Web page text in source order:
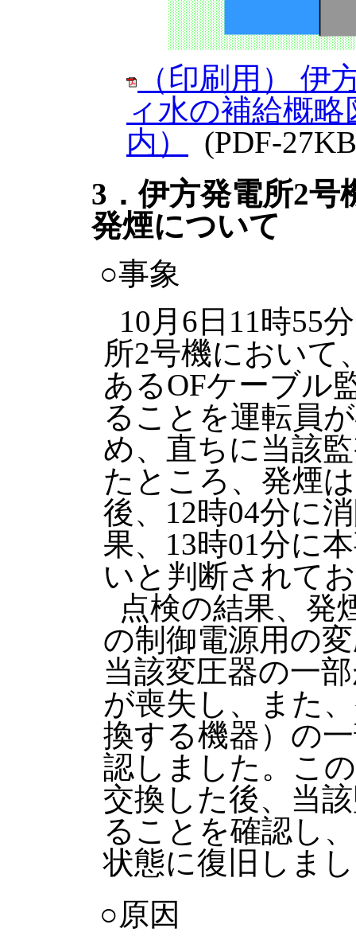
（印刷用）
ィ水の補給概
内）
(PDF-
3．伊方発電所2
発煙について
○事象
10月6日11時55
所2号機において
あるOFケーブル
ることを運転員
め、直ちに当該
たところ、発煙
後、12時04分に
果、13時01分に
いと判断されて
点検の結果、発
の制御電源用の
当該変圧器の一
が喪失し、また
換する機器）の
認しました。こ
交換した後、当
ることを確認し
状態に復旧しま
○原因